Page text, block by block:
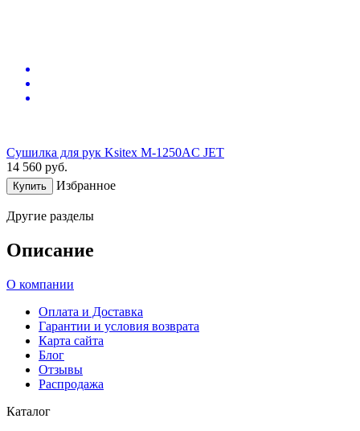
Сушилка для рук Ksitex M-1250AC JET
14 560 руб.
Купить Избранное
Другие разделы
Описание
О компании
Оплата и Доставка
Гарантии и условия возврата
Карта сайта
Блог
Отзывы
Распродажа
Каталог